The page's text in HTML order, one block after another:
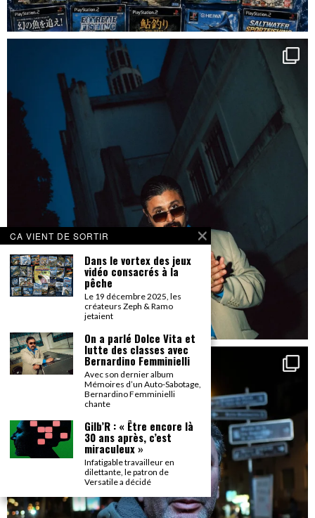
CA VIENT DE SORTIR
Dans le vortex des jeux
vidéo consacrés à la
pêche
Le 19 décembre 2025, les
créateurs Zeph & Ramo
jetaient
On a parlé Dolce Vita et
lutte des classes avec
Bernardino Femminielli
Avec son dernier album
Mémoires d’un Auto-Sabotage,
Bernardino Femminielli
chante
Gilb’R : « Être encore là
30 ans après, c’est
miraculeux »
Infatigable travailleur en
dilettante, le patron de
Versatile a décidé